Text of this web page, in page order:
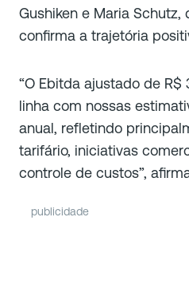
Gushiken e Maria Schutz,
confirma a trajetória
“O Ebitda ajustado de R$
linha com nossas
anual, refletindo
tarifário, iniciativas
controle de custos”,
publicidade